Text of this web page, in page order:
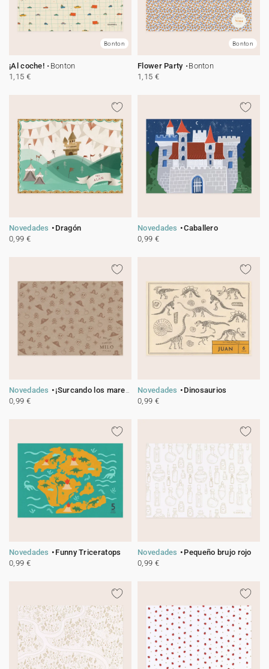
Bonton
¡Al coche!
Bonton
1,15 €
Bonton
Flower Party
Bonton
1,15 €
Novedades
Dragón
0,99 €
Novedades
Caballero
0,99 €
Novedades
¡Surcando los mares!
0,99 €
Novedades
Dinosaurios
0,99 €
Novedades
Funny Triceratops
0,99 €
Novedades
Pequeño brujo rojo
0,99 €